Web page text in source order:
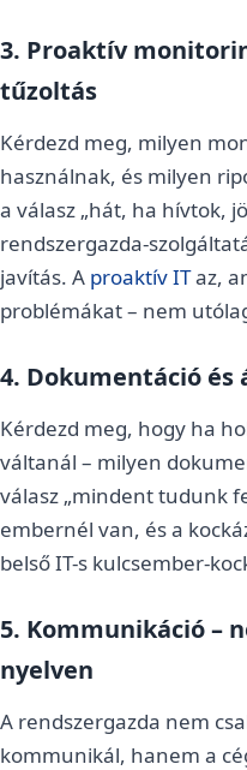
3. Proaktív
tűzoltás
Kérdezd meg, milyen
használnak, és milyen
a válasz „hát, ha hívtok,
rendszergazda-
javítás. A proaktív ITaz,
problémákat – nem
4. Dokumentáció
Kérdezd meg, hogy ha
váltanál – milyen
válasz „mindent tudunk
embernél van, és a
belső IT-s kulcsember-
5. Kommunikáció –
nyelven
A rendszergazda nem
kommunikál, hanem a